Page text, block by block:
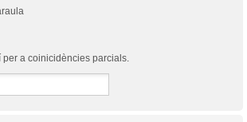
a coinicidències parcials.